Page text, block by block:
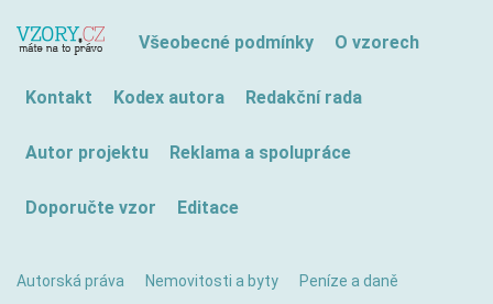
Všeobecné podmínky O vzorech
Kontakt Kodex autora Redakční rada
Autor projektu Reklama a spolupráce
Doporučte vzor Editace
Autorská práva Nemovitosti a byty Peníze a daně